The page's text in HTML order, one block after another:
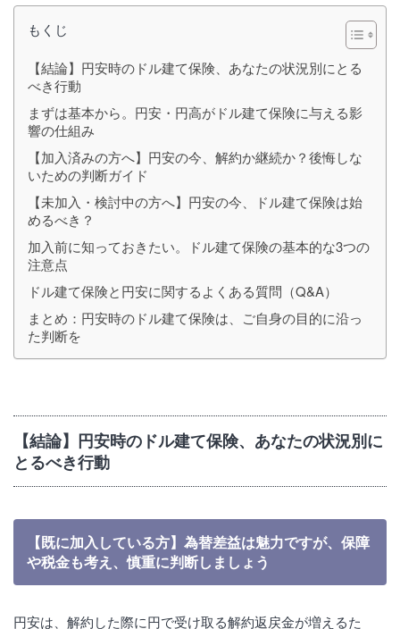
もくじ
【結論】円安時のドル建て保険、あなたの状況別にとる
べき行動
まずは基本から。円安・円高がドル建て保険に与える影
響の仕組み
【加入済みの方へ】円安の今、解約か継続か？後悔しな
いための判断ガイド
【未加入・検討中の方へ】円安の今、ドル建て保険は始
めるべき？
加入前に知っておきたい。ドル建て保険の基本的な3つの
注意点
ドル建て保険と円安に関するよくある質問（Q&A）
まとめ：円安時のドル建て保険は、ご自身の目的に沿っ
た判断を
【結論】円安時のドル建て保険、あなたの状況別に
とるべき行動
【既に加入している方】為替差益は魅力ですが、保障
や税金も考え、慎重に判断しましょう
円安は、解約した際に円で受け取る解約返戻金が増えるた